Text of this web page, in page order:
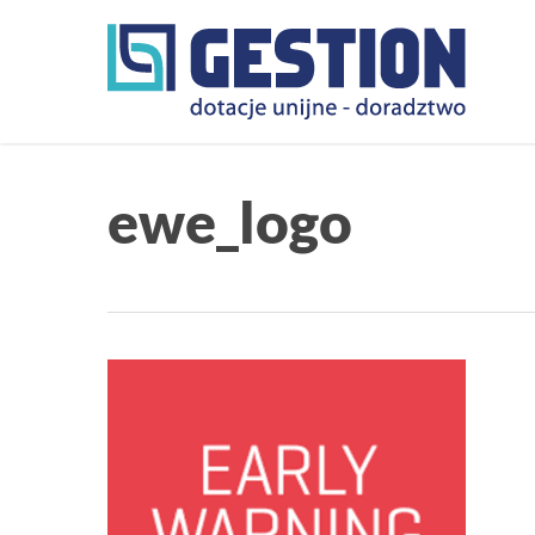
ewe_logo